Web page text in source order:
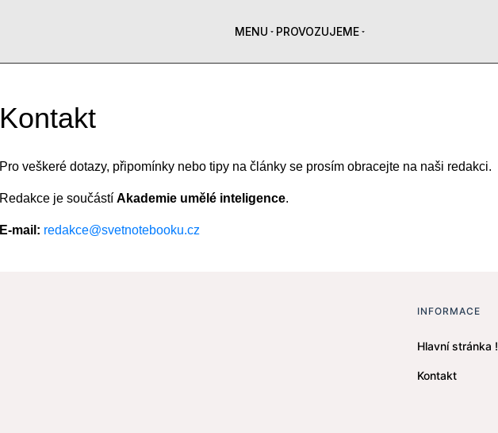
MENU PROVOZUJEME
Kontakt
Pro veškeré dotazy, připomínky nebo tipy na články se prosím obracejte na naši redakci.
Redakce je součástí Akademie umělé inteligence.
E-mail: redakce@svetnotebooku.cz
INFORMACE
Hlavní stránka !
Kontakt